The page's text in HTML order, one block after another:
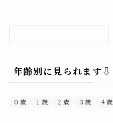
年齢別に見られます⇩
０歳 １歳 ２歳 ３歳 ４歳